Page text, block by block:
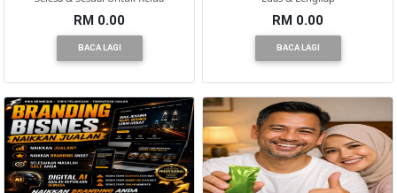
RM 0.00
BACA LAGI
RM 0.00
BACA LAGI